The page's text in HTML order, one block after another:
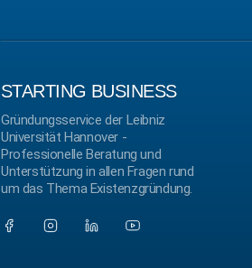
STARTING BUSINESS
Gründungsservice der Leibniz
Universität Hannover -
Professionelle Beratung und
Unterstützung in allen Fragen rund
um das Thema Existenzgründung.